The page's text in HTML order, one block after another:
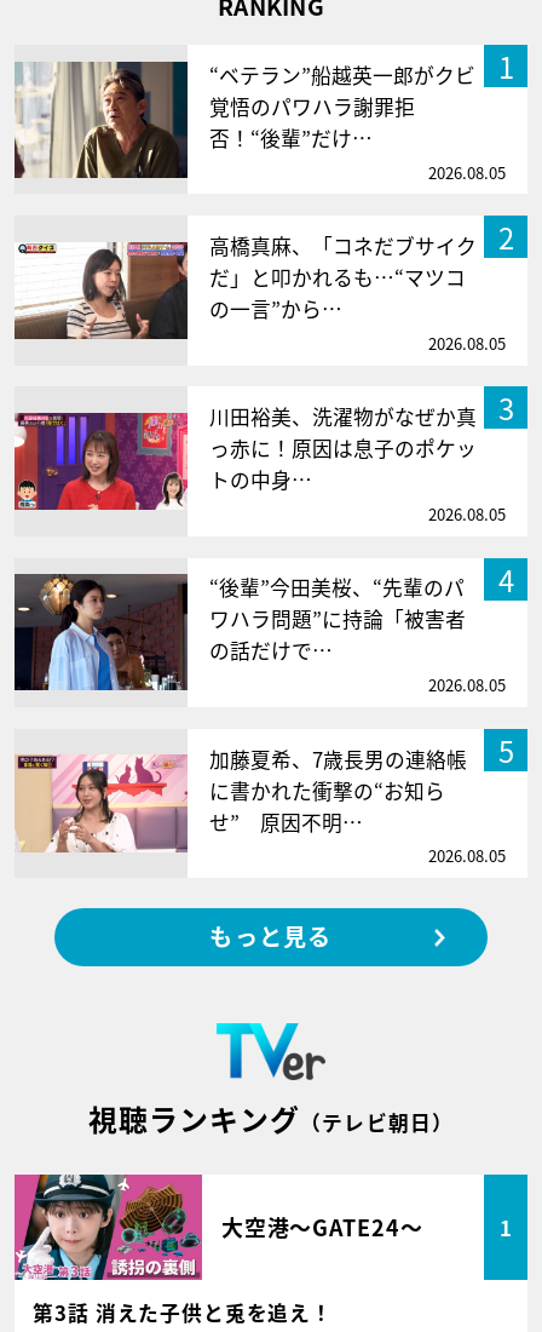
1
“ベテラン”船越英一郎がクビ
覚悟のパワハラ謝罪拒
否！“後輩”だけ…
2026.08.05
2
高橋真麻、「コネだブサイク
だ」と叩かれるも…“マツコ
の一言”から…
2026.08.05
3
川田裕美、洗濯物がなぜか真
っ赤に！原因は息子のポケッ
トの中身…
2026.08.05
4
“後輩”今田美桜、“先輩のパ
ワハラ問題”に持論「被害者
の話だけで…
2026.08.05
5
加藤夏希、7歳長男の連絡帳
に書かれた衝撃の“お知ら
せ” 原因不明…
2026.08.05
もっと見る
視聴ランキング （テレビ朝日）
大空港～GATE24～ 1
第3話 消えた子供と兎を追え！